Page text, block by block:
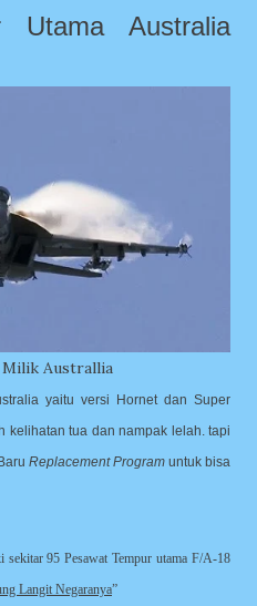
Utama Australia
Australlia
yaitu versi Hornet dan Super
kelihatan tua dan nampak lelah. tapi
Replacement Program untuk bisa
sekitar 95 Pesawat Tempur utama F/A-18
Langit Negaranya”